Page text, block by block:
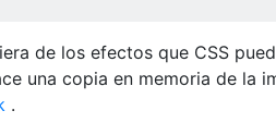
de los efectos que CSS
una copia en memoria de la
.